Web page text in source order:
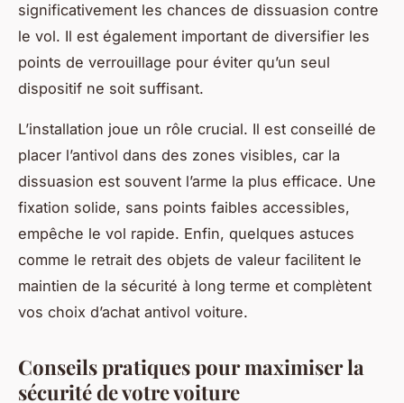
significativement les chances de dissuasion contre
le vol. Il est également important de diversifier les
points de verrouillage pour éviter qu’un seul
dispositif ne soit suffisant.
L’installation joue un rôle crucial. Il est conseillé de
placer l’antivol dans des zones visibles, car la
dissuasion est souvent l’arme la plus efficace. Une
fixation solide, sans points faibles accessibles,
empêche le vol rapide. Enfin, quelques astuces
comme le retrait des objets de valeur facilitent le
maintien de la sécurité à long terme et complètent
vos choix d’achat antivol voiture.
Conseils pratiques pour maximiser la
sécurité de votre voiture